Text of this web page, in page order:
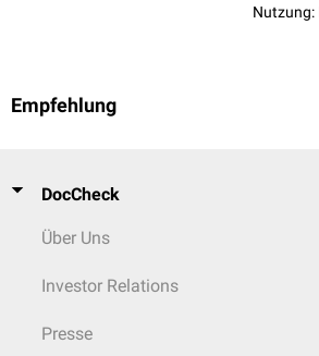
Nutzung:
Empfehlung
DocCheck
Über Uns
Investor Relations
Presse